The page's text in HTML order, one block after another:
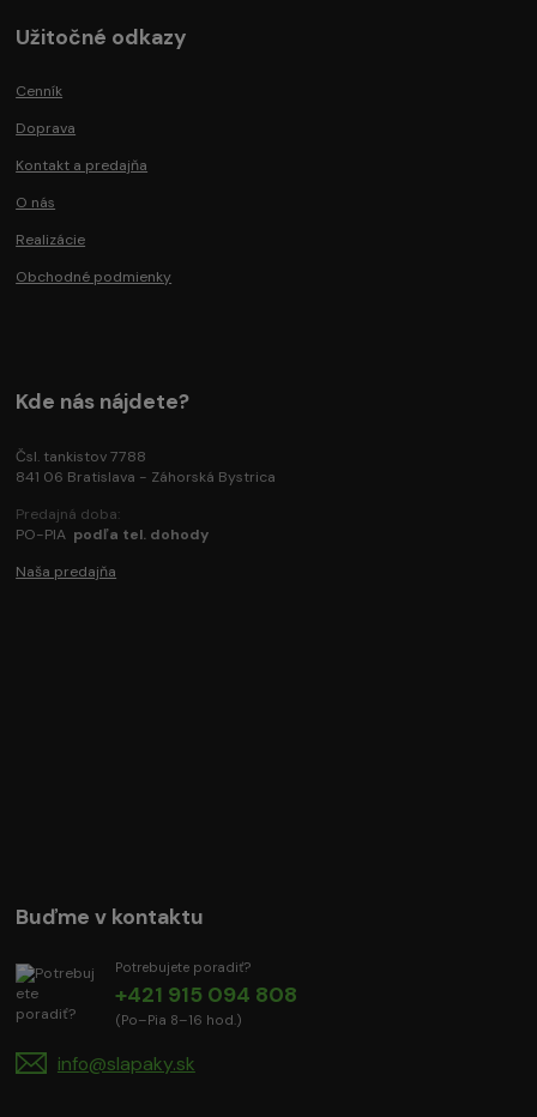
Užitočné odkazy
Cenník
Doprava
Kontakt a predajňa
O nás
Realizácie
Obchodné podmienky
Kde nás nájdete?
Čsl. tankistov 7788
841 06 Bratislava - Záhorská Bystrica
Predajná doba:
PO-PIA podľa tel. dohody
Naša predajňa
Buďme v kontaktu
Potrebujete poradiť?
+421 915 094 808
(Po–Pia 8–16 hod.)
info@slapaky.sk